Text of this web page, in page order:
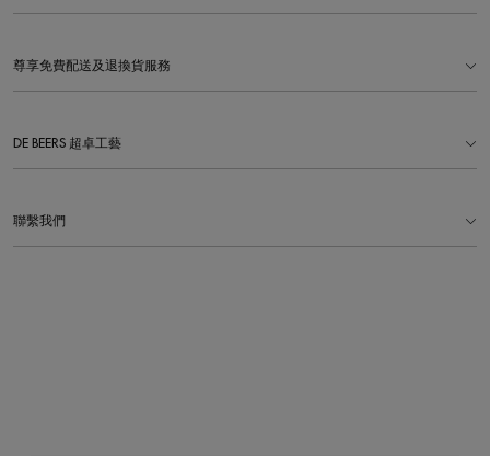
尊享免費配送及退換貨服務
DE BEERS 超卓工藝
聯繫我們